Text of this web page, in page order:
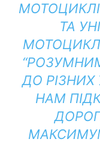
ТА
ДО
НАМ